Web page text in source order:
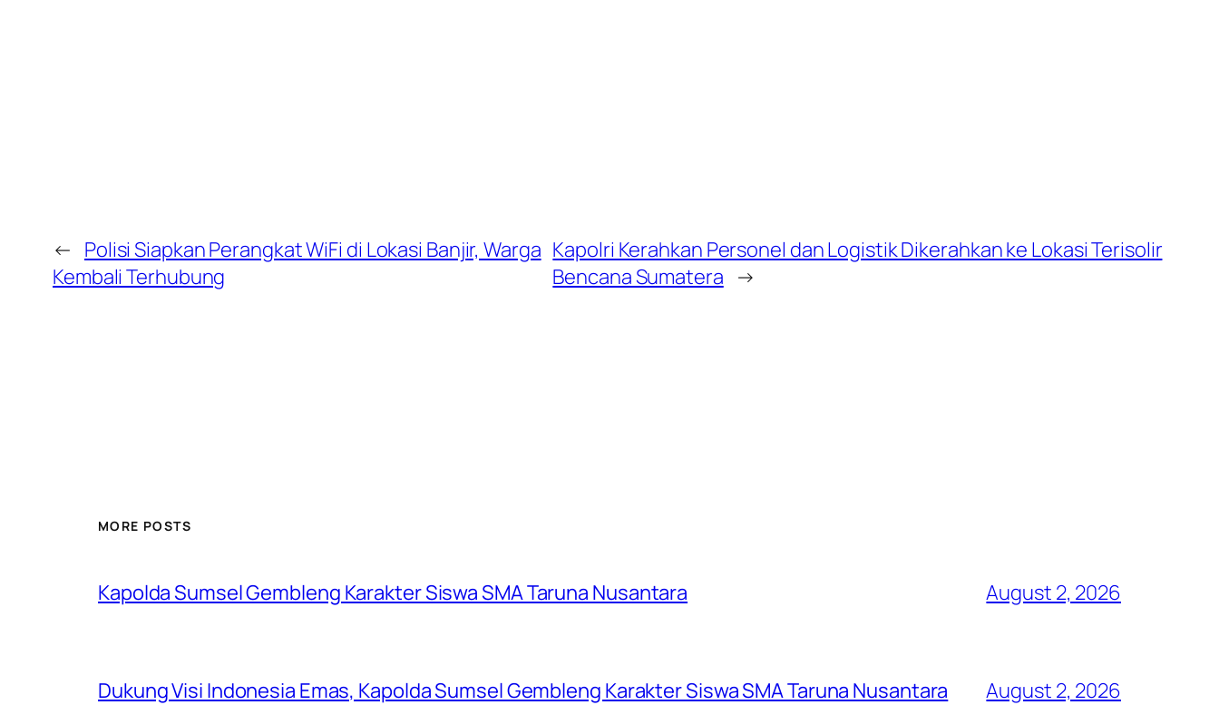
← Polisi Siapkan Perangkat WiFi di Lokasi Banjir, Warga
Kembali Terhubung
Kapolri Kerahkan Personel dan Logistik Dikerahkan ke Lokasi Terisolir
Bencana Sumatera →
MORE POSTS
Kapolda Sumsel Gembleng Karakter Siswa SMA Taruna Nusantara August 2, 2026
Dukung Visi Indonesia Emas, Kapolda Sumsel Gembleng Karakter Siswa SMA Taruna Nusantara August 2, 2026